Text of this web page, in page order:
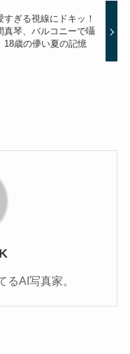
すぎる視線にドキッ！
真琴、バルコニーで囁
18歳の儚い夏の記憶
AI写真家。